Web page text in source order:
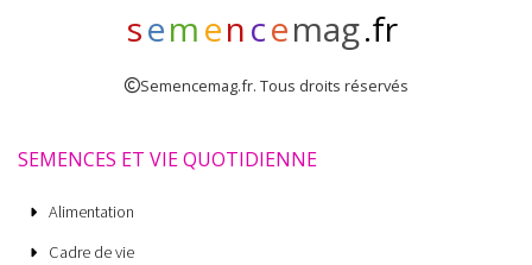
semencemag.fr
Semencemag.fr. Tous droits réservés
SEMENCES ET VIE QUOTIDIENNE
Alimentation
Cadre de vie